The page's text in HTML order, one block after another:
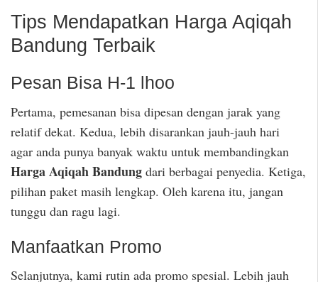
Tips Mendapatkan Harga Aqiqah
Bandung Terbaik
Pesan Bisa H-1 lhoo
Pertama, pemesanan bisa dipesan dengan jarak yang
relatif dekat. Kedua, lebih disarankan jauh-jauh hari
agar anda punya banyak waktu untuk membandingkan
Harga Aqiqah Bandung dari berbagai penyedia. Ketiga,
pilihan paket masih lengkap. Oleh karena itu, jangan
tunggu dan ragu lagi.
Manfaatkan Promo
Selanjutnya, kami rutin ada promo spesial. Lebih jauh